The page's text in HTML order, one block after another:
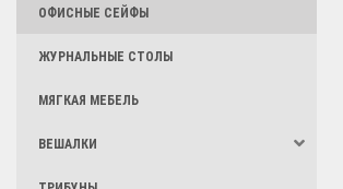
ОФИСНЫЕ СЕЙФЫ
ЖУРНАЛЬНЫЕ СТОЛЫ
МЯГКАЯ МЕБЕЛЬ
ВЕШАЛКИ